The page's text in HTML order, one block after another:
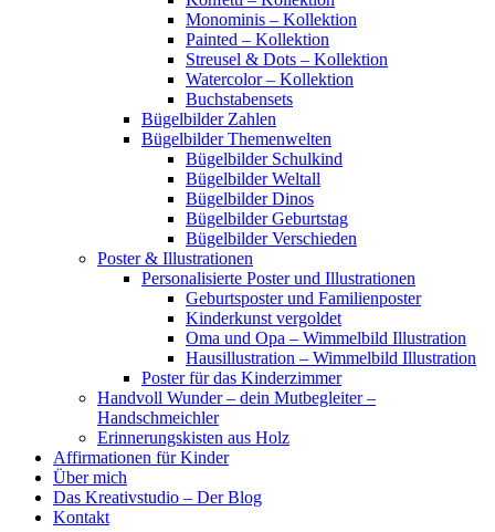
Monominis – Kollektion
Painted – Kollektion
Streusel & Dots – Kollektion
Watercolor – Kollektion
Buchstabensets
Bügelbilder Zahlen
Bügelbilder Themenwelten
Bügelbilder Schulkind
Bügelbilder Weltall
Bügelbilder Dinos
Bügelbilder Geburtstag
Bügelbilder Verschieden
Poster & Illustrationen
Personalisierte Poster und Illustrationen
Geburtsposter und Familienposter
Kinderkunst vergoldet
Oma und Opa – Wimmelbild Illustration
Hausillustration – Wimmelbild Illustration
Poster für das Kinderzimmer
Handvoll Wunder – dein Mutbegleiter –
Handschmeichler
Erinnerungskisten aus Holz
Affirmationen für Kinder
Über mich
Das Kreativstudio – Der Blog
Kontakt